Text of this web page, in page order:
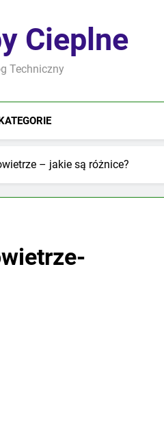
Cieplne
Techniczny
– jakie są różnice?